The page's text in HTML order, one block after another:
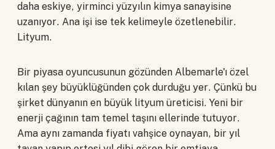
daha eskiye, yirminci yüzyılın kimya sanayisine
uzanıyor. Ana işi ise tek kelimeyle özetlenebilir.
Lityum.
Bir piyasa oyuncusunun gözünden Albemarle'ı özel
kılan şey büyüklüğünden çok durduğu yer. Çünkü bu
şirket dünyanın en büyük lityum üreticisi. Yeni bir
enerji çağının tam temel taşını ellerinde tutuyor.
Ama aynı zamanda fiyatı vahşice oynayan, bir yıl